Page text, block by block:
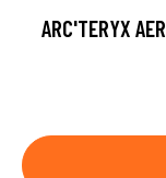
ARC'TERYX